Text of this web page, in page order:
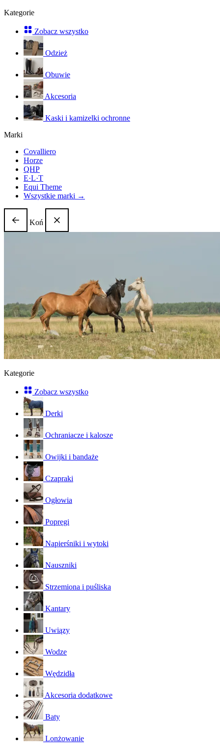
Kategorie
Zobacz wszystko
Odzież
Obuwie
Akcesoria
Kaski i kamizelki ochronne
Marki
Covalliero
Horze
QHP
E·L·T
Equi Theme
Wszystkie marki →
Koń
Kategorie
Zobacz wszystko
Derki
Ochraniacze i kalosze
Owijki i bandaże
Czapraki
Ogłowia
Popręgi
Napierśniki i wytoki
Nauszniki
Strzemiona i puśliska
Kantary
Uwiązy
Wodze
Wędzidła
Akcesoria dodatkowe
Baty
Lonżowanie